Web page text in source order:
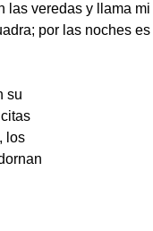
veredas y llama
por las noches
su
los